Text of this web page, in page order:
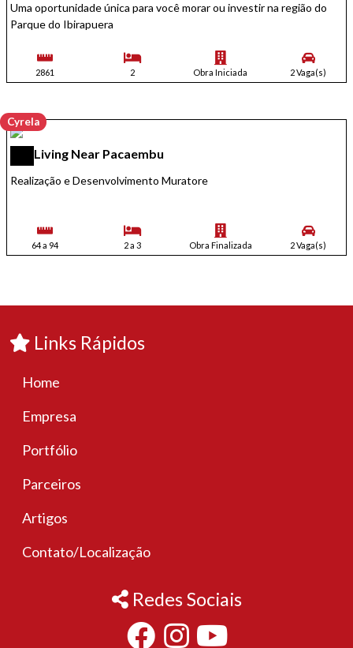
Uma oportunidade única para você morar ou investir na região do
Parque do Ibirapuera
2861 2 Obra Iniciada 2 Vaga(s)
Cyrela
Living Near Pacaembu
Realização e Desenvolvimento Muratore
64 a 94 2 a 3 Obra Finalizada 2 Vaga(s)
Links Rápidos
Home
Empresa
Portfólio
Parceiros
Artigos
Contato/Localização
Redes Sociais